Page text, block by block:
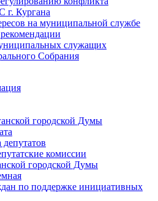
г. Кургана
на муниципальной службе
служащих
Cобрания
городской Думы
комиссии
городской Думы
по поддержке инициативных